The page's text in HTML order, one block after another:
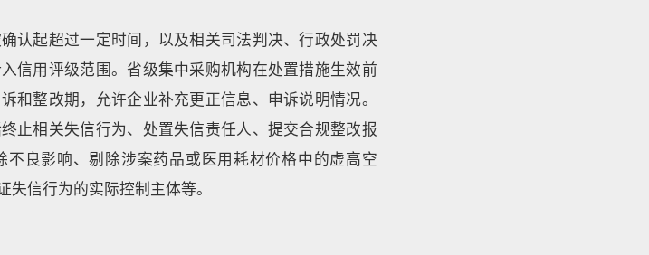
认起超过一定时间，以及相关司法判决、行政处罚决
信用评级范围。省级集中采购机构在处置措施生效前
和整改期，允许企业补充更正信息、申诉说明情况。
止相关失信行为、处置失信责任人、提交合规整改报
良影响、剔除涉案药品或医用耗材价格中的虚高空
信行为的实际控制主体等。